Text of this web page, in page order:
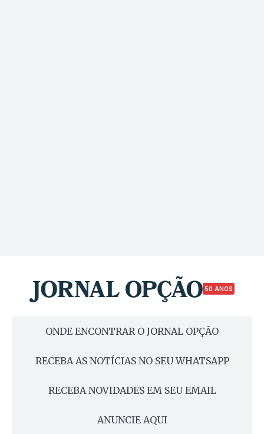
50 ANOS
ONDE ENCONTRAR O JORNAL OPÇÃO
RECEBA AS NOTÍCIAS NO SEU WHATSAPP
RECEBA NOVIDADES EM SEU EMAIL
ANUNCIE AQUI